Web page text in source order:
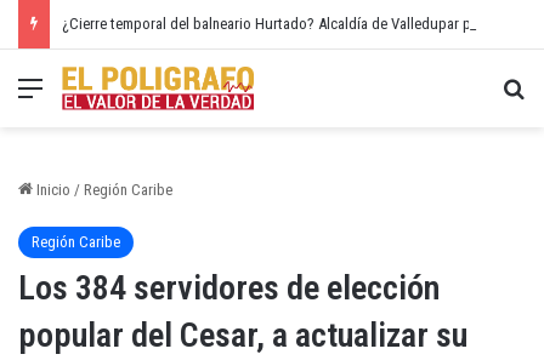
Menú
Inicio / Región Caribe
Región Caribe
Los 384 servidores de elección
popular del Cesar, a actualizar su